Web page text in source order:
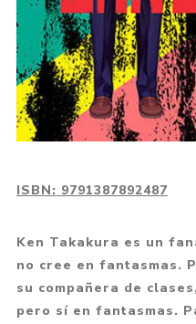
ISBN: 9791387892487
Ken Takakura es un
no cree en fantasmas.
su compañera de
pero sí en fantasmas.